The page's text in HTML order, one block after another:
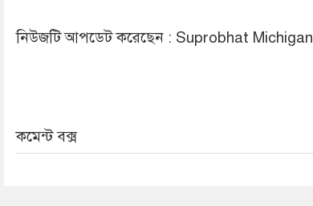
নিউজটি আপডেট করেছেন : Suprobhat Michigan
কমেন্ট বক্স